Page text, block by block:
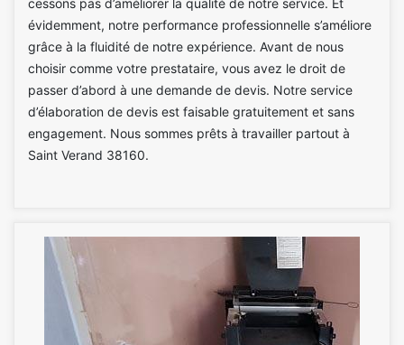
évidemment, notre performance professionnelle s’améliore
grâce à la fluidité de notre expérience. Avant de nous
choisir comme votre prestataire, vous avez le droit de
passer d’abord à une demande de devis. Notre service
d’élaboration de devis est faisable gratuitement et sans
engagement. Nous sommes prêts à travailler partout à
Saint Verand 38160.